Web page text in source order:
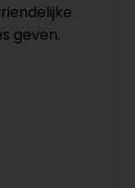
geven.